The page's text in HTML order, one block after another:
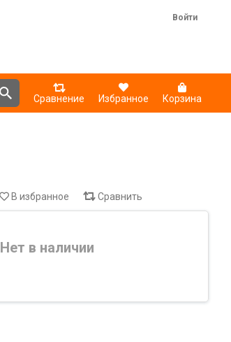
Войти
Сравнение Избранное Корзина
В избранное Сравнить
Нет в наличии